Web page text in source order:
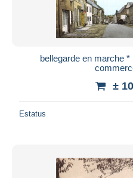
bellegarde en marche
±
Estatus